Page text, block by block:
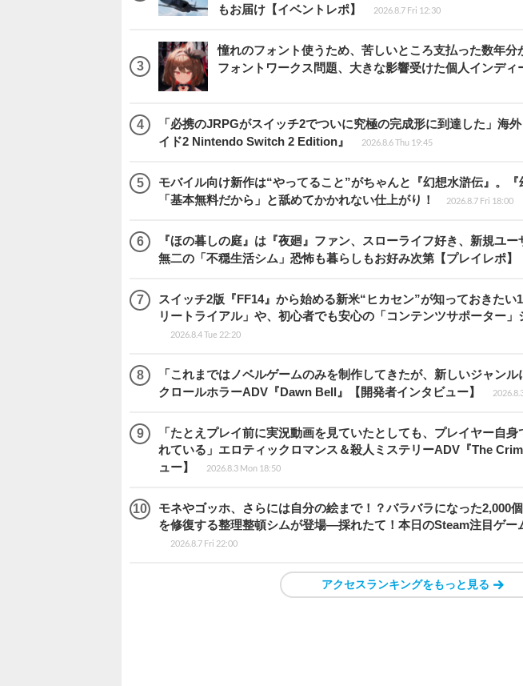
もお届け【イベントレポ】
2026.8.7 Fri 12:30
憧れのフォント使うため、苦しいところ支払った数年
フォントワークス問題、大きな影響受けた個人インデ
「必携のJRPGがスイッチ2でついに究極の完成形に到達した」海
イド2 Nintendo Switch 2 Edition』
2026.8.6 Thu 19:45
モバイル向け新作は“やってること”がちゃんと『幻想水滸伝』。
「基本無料だから」と舐めてかかれない仕上がり！
2026.8.7 Fri 18:00
『ほの暮しの庭』は『夜廻』ファン、スローライフ好き、新規ユ
無二の「不穏生活シム」恐怖も暮らしもお好み次第【プレイレポ】
スイッチ2版『FF14』から始める新米“ヒカセン”が知っておきた
リートライアル」や、初心者でも安心の「コンテンツサポーター」
2026.8.4 Tue 22:20
「これまではノベルゲームのみを制作してきたが、新しいジャン
クロールホラーADV『Dawn Bell』【開発者インタビュー】
「たとえプレイ前に実況動画を見ていたとしても、プレイヤー自
れている」エロティックロマンス＆殺人ミステリーADV『The
ュー】
2026.8.3 Mon 18:50
モネやゴッホ、さらには自分の絵まで！？バラバラになった2,000
を修復する整理整頓シムが登場―採れたて！本日のSteam注目ゲー
2026.8.7 Fri 22:00
アクセスランキングをもっと見る